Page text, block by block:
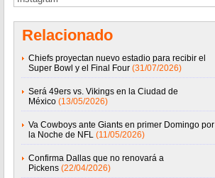
Relacionado
Chiefs proyectan nuevo estadio para recibir el
Super Bowl y el Final Four (31/07/2026)
Será 49ers vs. Vikings en la Ciudad de
México (13/05/2026)
Va Cowboys ante Giants en primer Domingo por
la Noche de NFL (11/05/2026)
Confirma Dallas que no renovará a
Pickens (22/04/2026)